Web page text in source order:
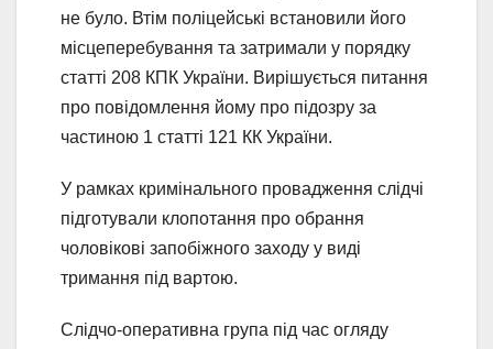
не було. Втім поліцейські встановили його
місцеперебування та затримали у порядку
статті 208 КПК України. Вирішується питання
про повідомлення йому про підозру за
частиною 1 статті 121 КК України.
У рамках кримінального провадження слідчі
підготували клопотання про обрання
чоловікові запобіжного заходу у виді
тримання під вартою.
Слідчо-оперативна група під час огляду